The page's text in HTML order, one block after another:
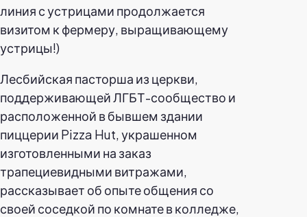
линия с устрицами продолжается
визитом к фермеру, выращивающему
устрицы!)
Лесбийская пасторша из церкви,
поддерживающей ЛГБТ-сообщество и
расположенной в бывшем здании
пиццерии Pizza Hut, украшенном
изготовленными на заказ
трапециевидными витражами,
рассказывает об опыте общения со
своей соседкой по комнате в колледже,